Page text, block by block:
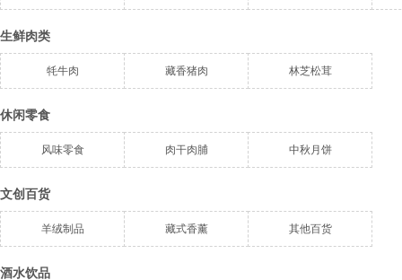
生鲜肉类
牦牛肉 藏香猪肉 林芝松茸
休闲零食
风味零食 肉干肉脯 中秋月饼
文创百货
羊绒制品 藏式香薰 其他百货
酒水饮品